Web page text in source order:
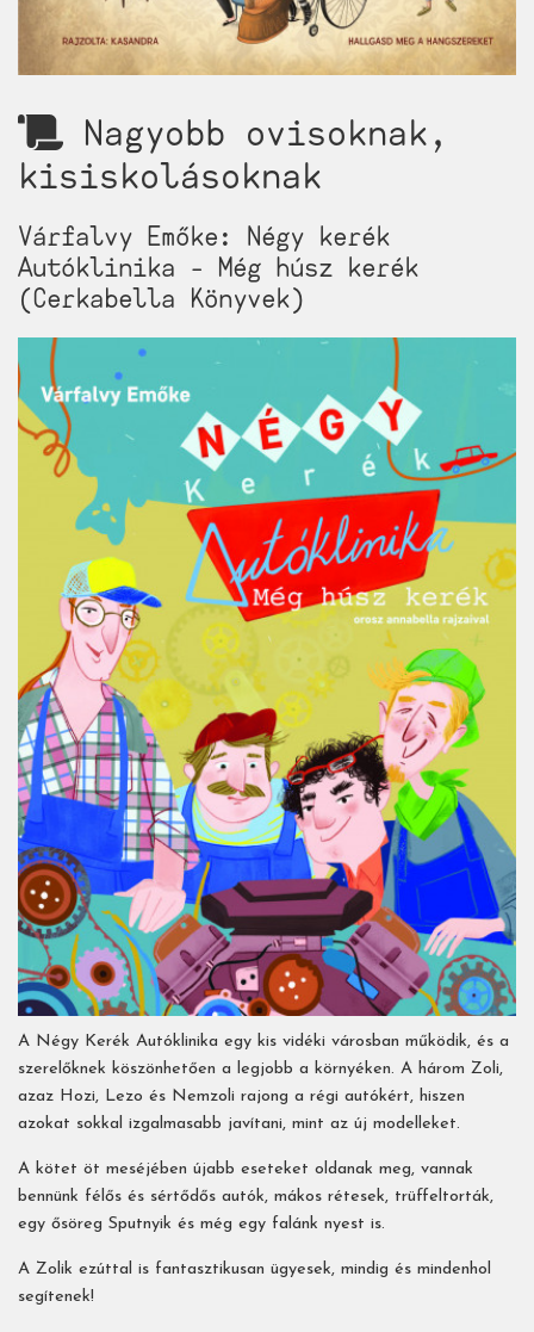
Nagyobb ovisoknak,
kisiskolásoknak
Várfalvy Emőke: Négy kerék
Autóklinika - Még húsz kerék
(Cerkabella Könyvek)
A Négy Kerék Autóklinika egy kis vidéki városban működik, és a
szerelőknek köszönhetően a legjobb a környéken. A három Zoli,
azaz Hozi, Lezo és Nemzoli rajong a régi autókért, hiszen
azokat sokkal izgalmasabb javítani, mint az új modelleket.
A kötet öt meséjében újabb eseteket oldanak meg, vannak
bennünk félős és sértődős autók, mákos rétesek, trüffeltorták,
egy ősöreg Sputnyik és még egy falánk nyest is.
A Zolik ezúttal is fantasztikusan ügyesek, mindig és mindenhol
segítenek!